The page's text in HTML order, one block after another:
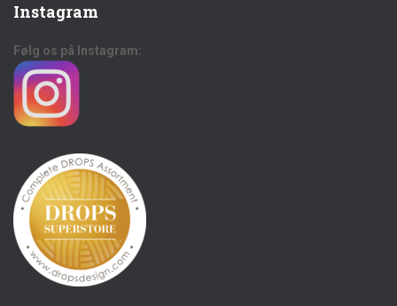
Instagram
Følg os på Instagram: